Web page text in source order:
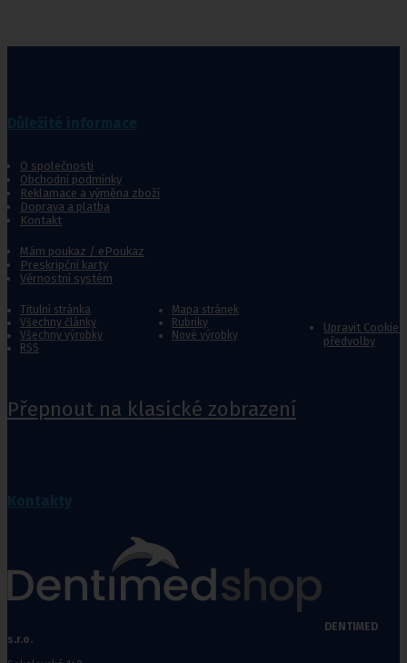
O společnosti
Obchodní podmínky
Reklamace a výměna zboží
Doprava a platba
Kontakt
Mám poukaz / ePoukaz
Preskripční karty
Věrnostní systém
Titulní stránka
Mapa stránek
Všechny články
Rubriky
Všechny výrobky
Nové výrobky
RSS
Upravit Cookie
předvolby
Přepnout na klasické zobrazení
DENTIMED
s.r.o.